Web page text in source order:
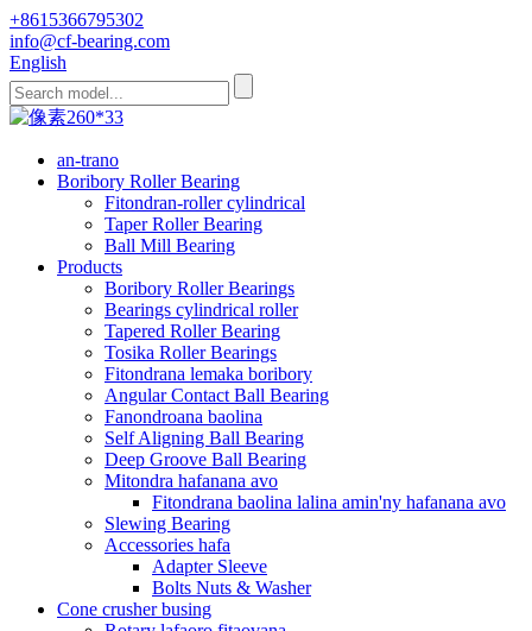
+8615366795302
info@cf-bearing.com
English
an-trano
Boribory Roller Bearing
Fitondran-roller cylindrical
Taper Roller Bearing
Ball Mill Bearing
Products
Boribory Roller Bearings
Bearings cylindrical roller
Tapered Roller Bearing
Tosika Roller Bearings
Fitondrana lemaka boribory
Angular Contact Ball Bearing
Fanondroana baolina
Self Aligning Ball Bearing
Deep Groove Ball Bearing
Mitondra hafanana avo
Fitondrana baolina lalina amin'ny hafanana avo
Slewing Bearing
Accessories hafa
Adapter Sleeve
Bolts Nuts & Washer
Cone crusher busing